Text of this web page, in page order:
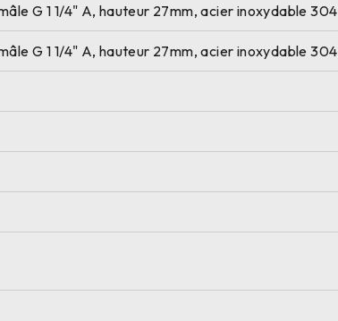
G 1 1/4" A, hauteur 27mm, acier inoxydable 304
G 1 1/4" A, hauteur 27mm, acier inoxydable 304